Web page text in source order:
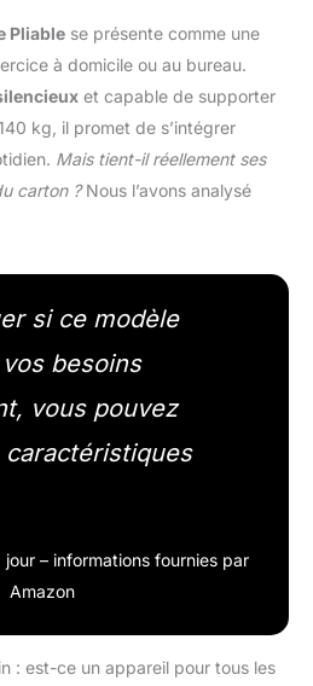
Pliable se présente comme une
à domicile ou au bureau.
et capable de supporter
kg, il promet de s’intégrer
Mais tient-il réellement ses
carton ?Nous l’avons analysé
si ce modèle
besoins
vous pouvez
– informations fournies par
Amazon
: est-ce un appareil pour tous les